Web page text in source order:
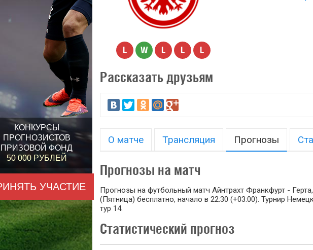
КОНКУРСЫ
ПРОГНОЗИСТОВ
ПРИЗОВОЙ ФОНД
50 000 РУБЛЕЙ
УЧАСТИЕ
L W L L L
Рассказать друзьям
О матче Трансляция Прогнозы
Прогнозы на матч
Прогнозы на футбольный матч Айнтрахт Франкфурт -
(Пятница) бесплатно, начало в 22:30 (+03:00). Турнир
тур 14.
Статистический прогноз